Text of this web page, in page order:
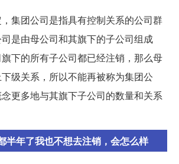
集团公司是指具有控制关系的公司群
是由母公司和其旗下的子公司组成
下的所有子公司都已经注销，那么母
级关系，所以不能再被称为集团公
更多地与其旗下子公司的数量和关系
半年了我也不想去注销，会怎么样